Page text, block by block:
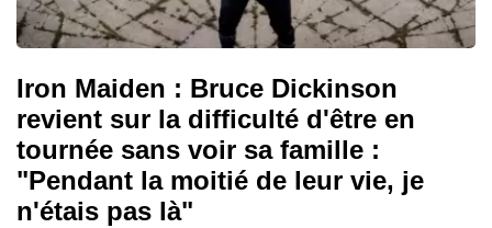
Iron Maiden : Bruce Dickinson
revient sur la difficulté d'être en
tournée sans voir sa famille :
"Pendant la moitié de leur vie, je
n'étais pas là"